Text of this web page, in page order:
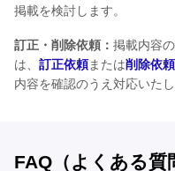
掲載を検討します。
訂正・削除依頼： 掲載内容
は、 訂正依頼または削除依頼
内容を確認のうえ対応いたし
FAQ（よくある質